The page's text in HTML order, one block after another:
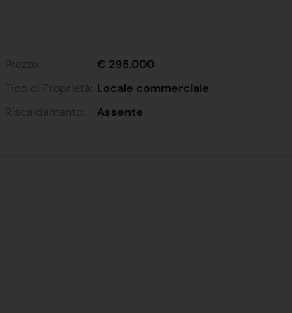
Prezzo:
€ 295.000
Tipo di Proprietà: Locale commerciale
Riscaldamento: Assente